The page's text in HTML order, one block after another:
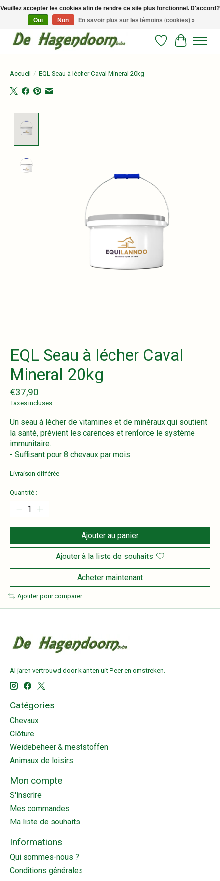
Persoonlijk advies en betrouwbare voeding voor jouw paard!
Liste dePanier
Accueil / EQL Seau à lécher Caval Mineral 20kg
EQL Seau à lécher Caval
Mineral 20kg
€37,90
Taxes incluses
Un seau à lécher de vitamines et de minéraux qui soutient
la santé, prévient les carences et renforce le système
immunitaire.
- Suffisant pour 8 chevaux par mois
Livraison différée
Quantité :
Ajouter au panier
Ajouter à la liste de souhaits
Acheter maintenant
Ajouter pour comparer
Al jaren vertrouwd door klanten uit Peer en omstreken.
Catégories
Chevaux
Clôture
Weidebeheer & meststoffen
Animaux de loisirs
Mon compte
S'inscrire
Mes commandes
Ma liste de souhaits
Informations
Qui sommes-nous ?
Conditions générales
Veuillez accepter les cookies afin de rendre ce site plus fonctionnel. D'accord?
Oui
Non En savoir plus sur les témoins (cookies) »